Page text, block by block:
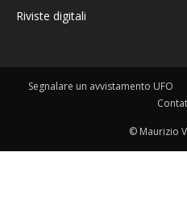
Riviste digitali
Segnalare un avvistamento UFO
© Maurizio